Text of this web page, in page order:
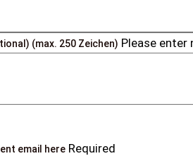
(max. 250 Zeichen) Please enter
email here Required